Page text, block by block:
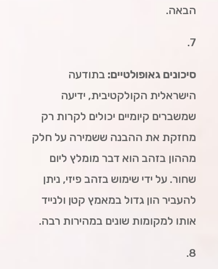
הבאה.
7.
סיכונים גאופולטיים: בתודעה
הישראלית הקולקטיבית, ידיעה
שמשברים קיומיים יכולים לקרות רק
מחזקת את ההבנה ששמירה על חלק
מההון בזהב הוא דבר מומלץ ליום
שחור. על ידי שימוש בזהב פיזי, ניתן
להעביר הון גדול במאמץ קטן ולנייד
אותו למקומות שונים במהירות רבה.
8.